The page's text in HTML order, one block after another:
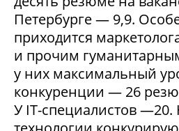
Петербурге — 9,9.
приходится
и прочим
у них максимальный
конкуренции — 26
У IT-специалистов —20.